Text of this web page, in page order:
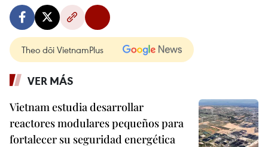
Theo dõi VietnamPlus
VER MÁS
Vietnam estudia desarrollar
reactores modulares pequeños para
fortalecer su seguridad energética